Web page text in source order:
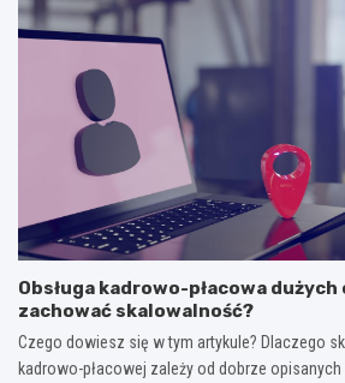
Obsługa kadrowo-płacowa
zachować skalowalność?
Czego dowiesz się w tym artykule? Dlaczego
kadrowo-płacowej zależy od dobrze